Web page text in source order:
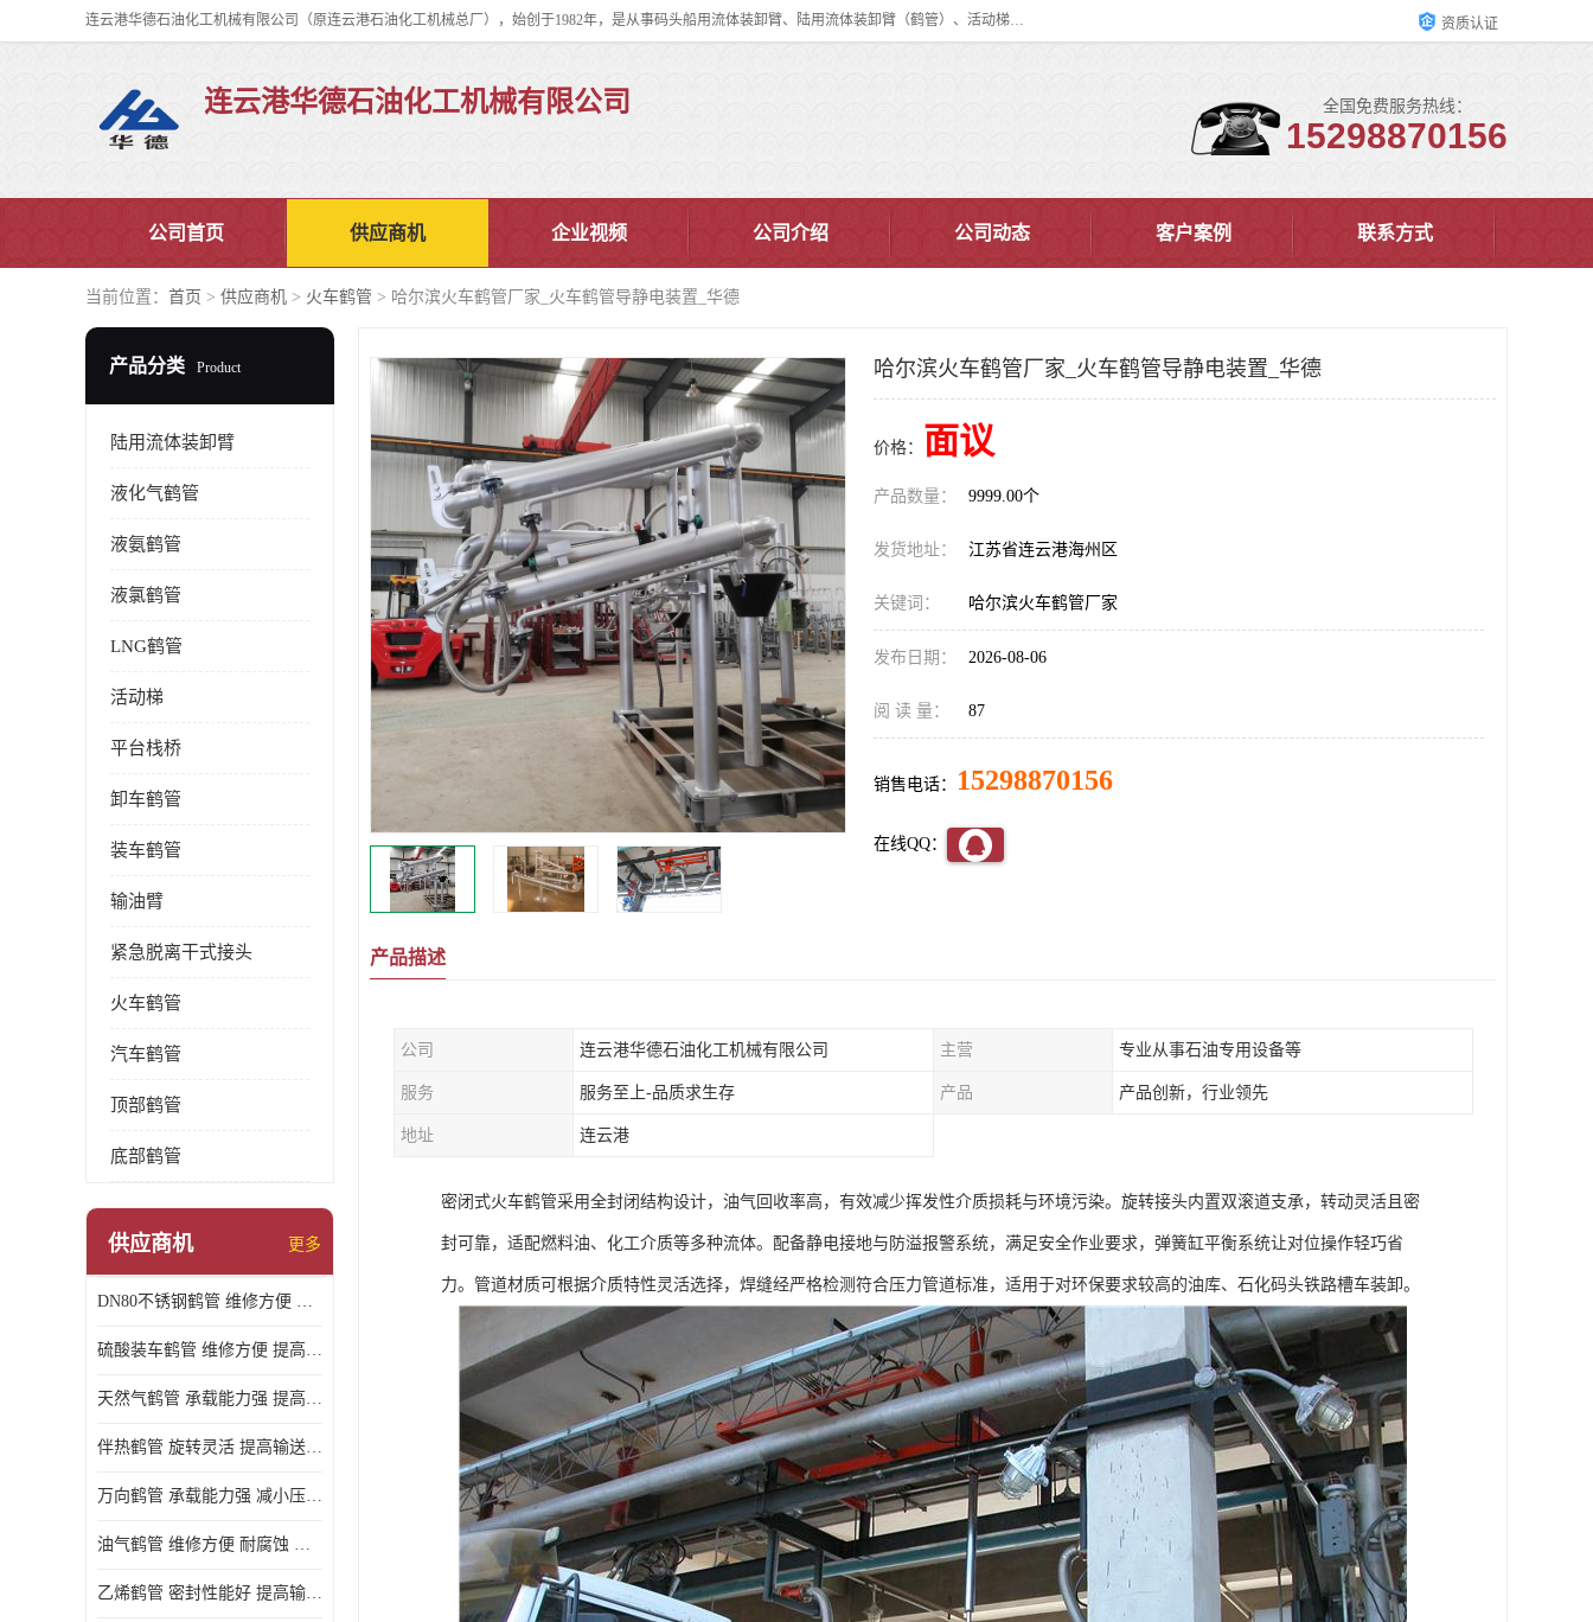
连云港华德石油化工机械有限公司（原连云港石油化工机械总厂），始创于1982年，是从事码头船用流体装卸臂、陆用流体装卸臂（鹤管）、活动梯、钢构平台、定量装车系统等全系列流体装卸设备的设计、制造、销售以及服务的专业供应商。 资质认证
连云港华德石油化工机械有限公司 全国免费服务热线：
15298870156
公司首页 供应商机 企业视频 公司介绍 公司动态 客户案例 联系方式
当前位置： 首页 > 供应商机 > 火车鹤管 > 哈尔滨火车鹤管厂家_火车鹤管导静电装置_华德
产品分类 Product
陆用流体装卸臂
液化气鹤管
液氨鹤管
液氯鹤管
LNG鹤管
活动梯
平台栈桥
卸车鹤管
装车鹤管
输油臂
紧急脱离干式接头
火车鹤管
汽车鹤管
顶部鹤管
底部鹤管
供应商机 更多
DN80不锈钢鹤管 维修方便 提高输送效率
硫酸装车鹤管 维修方便 提高输送效率
天然气鹤管 承载能力强 提高输送效率
伴热鹤管 旋转灵活 提高输送效率
万向鹤管 承载能力强 减小压力损失
油气鹤管 维修方便 耐腐蚀 耐高温
乙烯鹤管 密封性能好 提高输送效率
哈尔滨火车鹤管厂家_火车鹤管导静电装置_华德
价格： 面议
产品数量： 9999.00个
发货地址： 江苏省连云港海州区
关键词： 哈尔滨火车鹤管厂家
发布日期： 2026-08-06
阅 读 量： 87
销售电话： 15298870156
在线QQ：
产品描述
公司 连云港华德石油化工机械有限公司 主营 专业从事石油专用设备等
服务 服务至上-品质求生存 产品 产品创新，行业领先
地址 连云港
密闭式火车鹤管采用全封闭结构设计，油气回收率高，有效减少挥发性介质损耗与环境污染。旋转接头内置双滚道支承，转动灵活且密
封可靠，适配燃料油、化工介质等多种流体。配备静电接地与防溢报警系统，满足安全作业要求，弹簧缸平衡系统让对位操作轻巧省
力。管道材质可根据介质特性灵活选择，焊缝经严格检测符合压力管道标准，适用于对环保要求较高的油库、石化码头铁路槽车装卸。